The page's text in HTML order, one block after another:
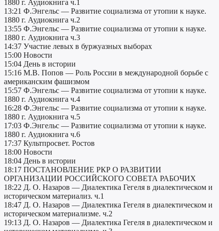
1880 г. Аудиокнига ч.1
13:21 Ф.Энгельс — Развитие социализма от утопии к науке.
1880 г. Аудиокнига ч.2
13:55 Ф.Энгельс — Развитие социализма от утопии к науке.
1880 г. Аудиокнига ч.3
14:37 Участие левых в буржуазных выборах
15:00 Новости
15:04 День в истории
15:16 М.В. Попов — Роль России в международной борьбе с
американским фашизмом
15:57 Ф.Энгельс — Развитие социализма от утопии к науке.
1880 г. Аудиокнига ч.4
16:28 Ф.Энгельс — Развитие социализма от утопии к науке.
1880 г. Аудиокнига ч.5
17:03 Ф.Энгельс — Развитие социализма от утопии к науке.
1880 г. Аудиокнига ч.6
17:37 Культпросвет. Ростов
18:00 Новости
18:04 День в истории
18:17 ПОСТАНОВЛЕНИЕ РКР О РАЗВИТИИ
ОРГАНИЗАЦИИ РОССИЙСКОГО СОВЕТА РАБОЧИХ
18:22 Д. О. Назаров — Диалектика Гегеля в диалектическом и
историческом материализ. ч.1
18:47 Д. О. Назаров — Диалектика Гегеля в диалектическом и
историческом материализме. ч.2
19:13 Д. О. Назаров — Диалектика Гегеля в диалектическом и